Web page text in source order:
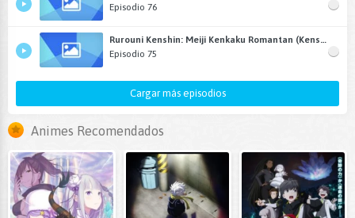
Episodio 76
Rurouni Kenshin: Meiji Kenkaku Romantan (Kenshin: El Guerrero Samurái) Castellano
Episodio 75
Cargar más episodios
Animes Recomendados